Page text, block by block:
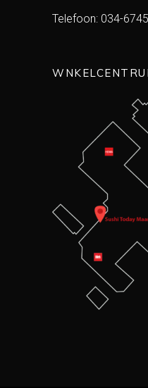
Telefoon: 034-